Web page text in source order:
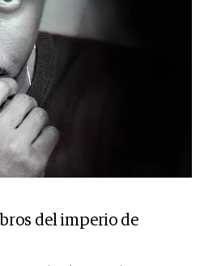
del imperio de